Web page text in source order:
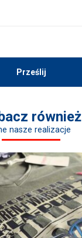
również
nasze realizacje